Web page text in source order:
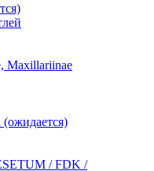
Maxillariinae
/ FDK /